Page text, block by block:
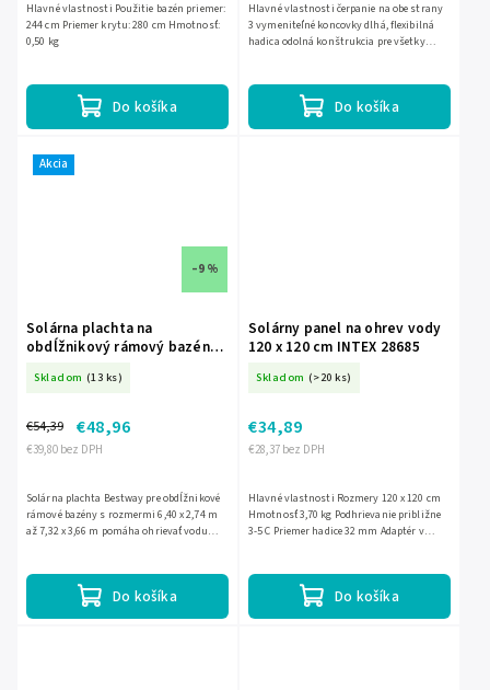
Do košíka
Hlavné vlastnosti Použitie bazén priemer:
244 cm Priemer krytu: 280 cm Hmotnosť:
0,50 kg
Do košíka
Hlavné vlastnosti čerpanie na obe strany
3 vymeniteľné koncovky dlhá, flexibilná
hadica odolná konštrukcia pre všetky
Akcia
–9 %
Solárna plachta na
obdĺžnikový rámový bazén
CH-BES58228
Skladom (13 ks)
€39,80 bez DPH
€54,39 €48,96
Do košíka
Solárna plachta Bestway pre obdĺžnikové
rámové bazény s rozmermi 6,40 x 2,74 m
až 7,32 x 3,66 m pomáha ohrievať vodu
Solárny panel na ohrev vody
120 x 120 cm INTEX 28685
Skladom (>20 ks)
€28,37 bez DPH
€34,89
Do košíka
Hlavné vlastnosti Rozmery 120 x 120 cm
Hmotnosť 3,70 kg Podhrievanie približne
3-5 C Priemer hadice 32 mm Adaptér v